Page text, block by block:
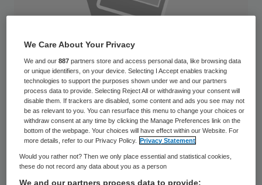
Mensen moeten soms flink bijbetalen voor
zorg, terwijl ze daar niet op hebben
gerekend. In 2013 overkwam dat één op de
negen verzekerden.
We Care About Your Privacy
We and our887 partners store and access personal data, like browsing data
or unique identifiers, on your device. Selecting I Accept enables tracking
technologies to support the purposes shown under we and our partners
process data to provide. Selecting Reject All or withdrawing your consent will
disable them. If trackers are disabled, some content and ads you see may not
be as relevant to you. You can resurface this menu to change your choices or
withdraw consent at any time by clicking the Manage Preferences link on the
bottom of the webpage. Your choices will have effect within our Website. For
more details, refer to our Privacy Policy.
Privacy Statement
Would you rather not? Then we only place essential and statistical cookies,
these do not record any data about you as a person
We and our partners process data to provide: